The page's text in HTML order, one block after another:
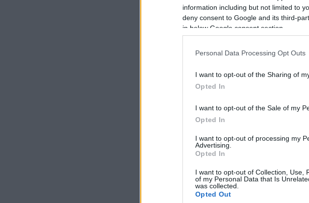
information including but not limited to
deny consent to Google and its third-
in below Google consent section.
Personal Data Processing Opt Outs
I want to opt-out of the Sharing of
Opted In
I want to opt-out of the Sale of my
Opted In
I want to opt-out of processing my
Advertising.
Opted In
I want to opt-out of Collection, Use,
of my Personal Data that Is
was collected.
Opted Out